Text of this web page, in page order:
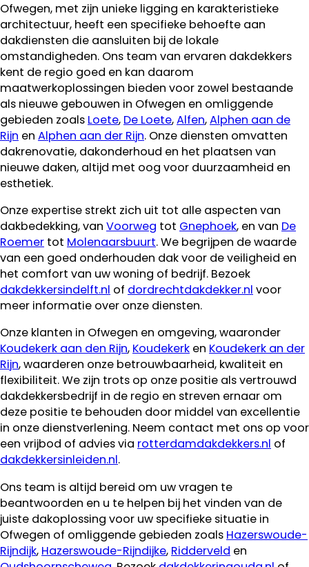
Ofwegen, met zijn unieke ligging en karakteristieke
architectuur, heeft een specifieke behoefte aan
dakdiensten die aansluiten bij de lokale
omstandigheden. Ons team van ervaren dakdekkers
kent de regio goed en kan daarom
maatwerkoplossingen bieden voor zowel bestaande
als nieuwe gebouwen in Ofwegen en omliggende
gebieden zoals Loete, De Loete,Alfen,Alphen aan de
Rijn en Alphen aan der Rijn. Onze diensten omvatten
dakrenovatie, dakonderhoud en het plaatsen van
nieuwe daken, altijd met oog voor duurzaamheid en
esthetiek.
Onze expertise strekt zich uit tot alle aspecten van
dakbedekking, van Voorweg tot Gnephoek, en van De
Roemer tot Molenaarsbuurt. We begrijpen de waarde
van een goed onderhouden dak voor de veiligheid en
het comfort van uw woning of bedrijf. Bezoek
dakdekkersindelft.nl of dordrechtdakdekker.nl voor
meer informatie over onze diensten.
Onze klanten in Ofwegen en omgeving, waaronder
Koudekerk aan den Rijn, Koudekerk en Koudekerk an der
Rijn, waarderen onze betrouwbaarheid, kwaliteit en
flexibiliteit. We zijn trots op onze positie als vertrouwd
dakdekkersbedrijf in de regio en streven ernaar om
deze positie te behouden door middel van excellentie
in onze dienstverlening. Neem contact met ons op voor
een vrijbod of advies via rotterdamdakdekkers.nl of
dakdekkersinleiden.nl.
Ons team is altijd bereid om uw vragen te
beantwoorden en u te helpen bij het vinden van de
juiste dakoplossing voor uw specifieke situatie in
Ofwegen of omliggende gebieden zoals Hazerswoude-
Rijndijk, Hazerswoude-Rijndijke, Ridderveld en